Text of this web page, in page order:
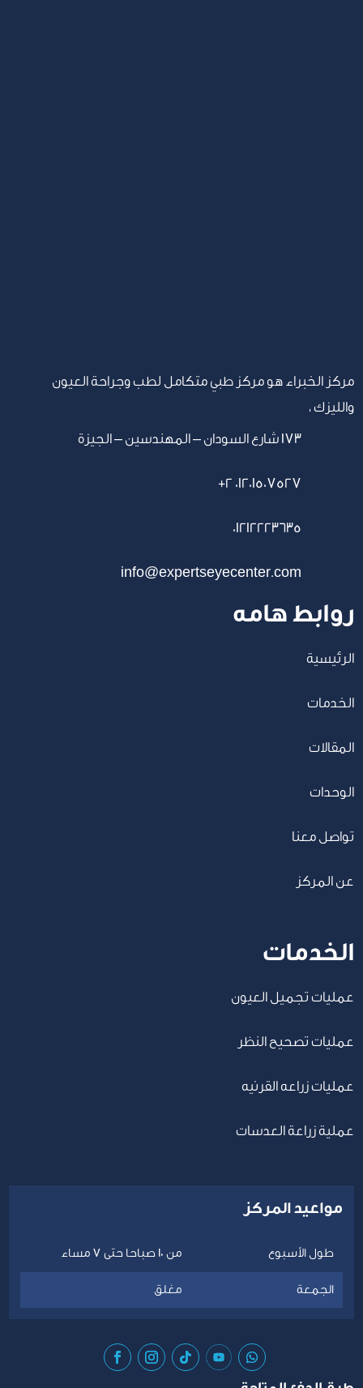
مواعيد المركز
طول الأسبوع من 10 صباحا حتى 7 مساء
الجمعة مغلق
الخدمات
عمليات تجميل العيون
عمليات تصحيح النظر
عمليات زراعه القرنيه
عملية زراعة العدسات
روابط هامه
الرئيسية
الخدمات
المقالات
الوحدات
تواصل معنا
عن المركز
مركز الخبراء هو مركز طبي متكامل لطب وجراحة العيون
والليزك ،
١٧٣ شارع السودان – المهندسين – الجيزة
+2 01201507527
01212223635
info@expertseyecenter.com